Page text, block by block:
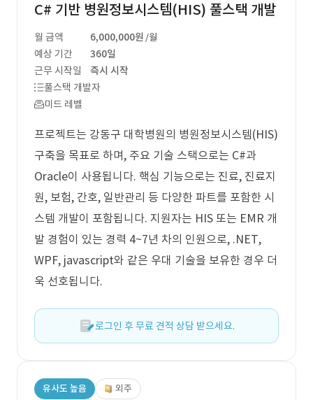
C# 기반 병원정보시스템(HIS) 풀스택 개발
월 금액 6,000,000원 /월
예상 기간
360일
근무 시작일
즉시 시작
풀스택 개발자
미드 레벨
프로젝트는 강동구 대학병원의 병원정보시스템(HIS)
구축을 목표로 하며, 주요 기술 스택으로는 C#과
Oracle이 사용됩니다. 핵심 기능으로는 진료, 진료지
원, 보험, 간호, 일반관리 등 다양한 파트를 포함한 시
스템 개발이 포함됩니다. 지원자는 HIS 또는 EMR 개
발 경험이 있는 경력 4~7년 차의 인원으로, .NET,
WPF, javascript와 같은 우대 기술을 보유한 경우 더
욱 선호됩니다.
로그인 후 무료 견적 상담 받으세요.
유사도 높음 외주